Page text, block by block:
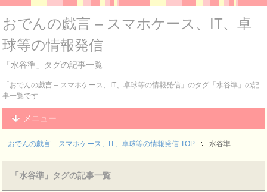
おでんの戯言 – スマホケース、IT、卓
球等の情報発信
「水谷準」タグの記事一覧
「おでんの戯言 – スマホケース、IT、卓球等の情報発信」のタグ「水谷準」の記
事一覧です
メニュー
おでんの戯言 – スマホケース、IT、卓球等の情報発信 TOP 水谷準
「水谷準」タグの記事一覧